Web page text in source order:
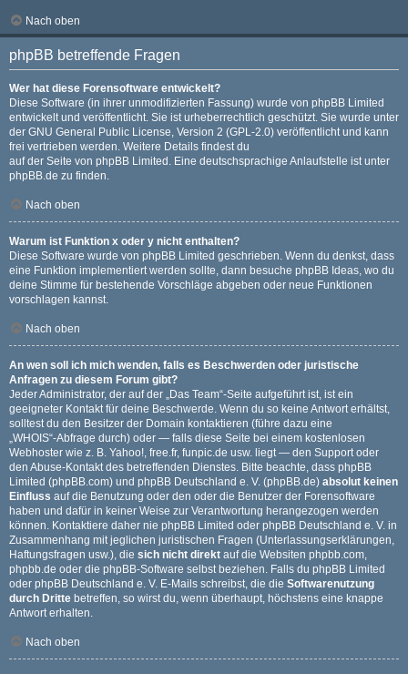
Nach oben
phpBB betreffende Fragen
Wer hat diese Forensoftware entwickelt?
Diese Software (in ihrer unmodifizierten Fassung) wurde von phpBB Limited
entwickelt und veröffentlicht. Sie ist urheberrechtlich geschützt. Sie wurde unter
der GNU General Public License, Version 2 (GPL-2.0) veröffentlicht und kann
frei vertrieben werden. Weitere Details findest du
auf der Seite von phpBB Limited . Eine deutschsprachige Anlaufstelle ist unter
phpBB.de zu finden.
Nach oben
Warum ist Funktion x oder y nicht enthalten?
Diese Software wurde von phpBB Limited geschrieben. Wenn du denkst, dass
eine Funktion implementiert werden sollte, dann besuche phpBB Ideas, wo du
deine Stimme für bestehende Vorschläge abgeben oder neue Funktionen
vorschlagen kannst.
Nach oben
An wen soll ich mich wenden, falls es Beschwerden oder juristische
Anfragen zu diesem Forum gibt?
Jeder Administrator, der auf der „Das Team“-Seite aufgeführt ist, ist ein
geeigneter Kontakt für deine Beschwerde. Wenn du so keine Antwort erhältst,
solltest du den Besitzer der Domain kontaktieren (führe dazu eine
„WHOIS“-Abfrage durch) oder — falls diese Seite bei einem kostenlosen
Webhoster wie z. B. Yahoo!, free.fr, funpic.de usw. liegt — den Support oder
den Abuse-Kontakt des betreffenden Dienstes. Bitte beachte, dass phpBB
Limited (phpBB.com) und phpBB Deutschland e. V. (phpBB.de) absolut keinen
Einfluss auf die Benutzung oder den oder die Benutzer der Forensoftware
haben und dafür in keiner Weise zur Verantwortung herangezogen werden
können. Kontaktiere daher nie phpBB Limited oder phpBB Deutschland e. V. in
Zusammenhang mit jeglichen juristischen Fragen (Unterlassungserklärungen,
Haftungsfragen usw.), die sich nicht direkt auf die Websiten phpbb.com,
phpbb.de oder die phpBB-Software selbst beziehen. Falls du phpBB Limited
oder phpBB Deutschland e. V. E-Mails schreibst, die die Softwarenutzung
durch Dritte betreffen, so wirst du, wenn überhaupt, höchstens eine knappe
Antwort erhalten.
Nach oben